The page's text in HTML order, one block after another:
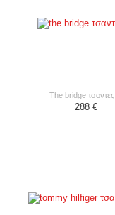
the bridge τσαντες
288 €